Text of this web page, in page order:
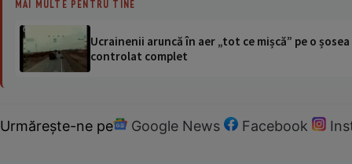
MAI MULTE PENTRU TINE
Ucrainenii aruncă în aer „tot ce mișcă” pe o
controlat complet
Urmărește-ne pe Google News Facebook